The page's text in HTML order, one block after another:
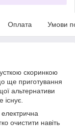
Оплата Умови
скоринкою
ще приготування
альтернативи
очистити навіть